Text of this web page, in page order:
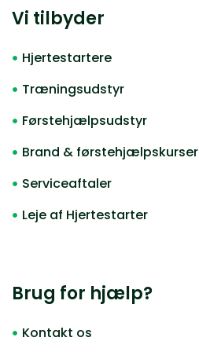
Vi tilbyder
Hjertestartere
Træningsudstyr
Førstehjælpsudstyr
Brand & førstehjælpskurser
Serviceaftaler
Leje af Hjertestarter
Brug for hjælp?
Kontakt os